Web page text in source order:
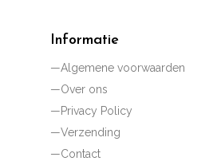
Informatie
Algemene voorwaarden
Over ons
Privacy Policy
Verzending
Contact